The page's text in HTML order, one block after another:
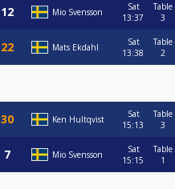
Mio Svensson
Sat
13:37
Table
3
Mats Ekdahl
Sat
13:38
Table
2
Ken Hultqvist
Sat
15:13
Table
3
Mio Svensson
Sat
15:15
Table
1